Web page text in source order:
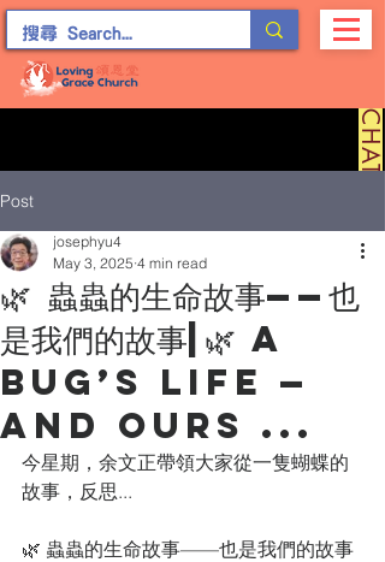
C
H
A
T
留
Post
🌿 蟲蟲的生命故事——也
是我們的故事|🌿 A
Bug’s Life —
and Ours ...
josephyu4
May 3, 2025 4 min read
今星期，余文正帶領大家從一隻蝴蝶的
故事，反思...
🌿 蟲蟲的生命故事——也是我們的故事